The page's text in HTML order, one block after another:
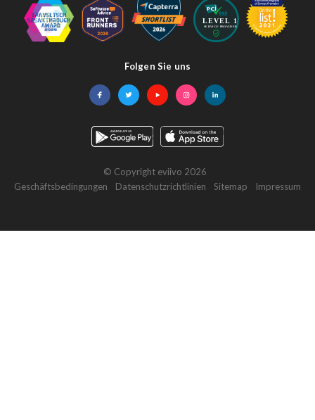
Folgen Sie uns
© Copyright eviivo 2026
Geschäftsbedingungen
Datenschutzrichtlinien Sitemap Impressum